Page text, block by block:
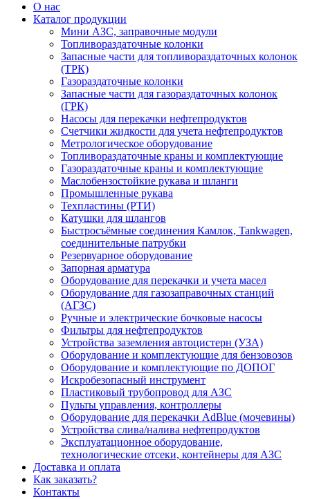
О нас
Каталог продукции
Мини АЗС, заправочные модули
Топливораздаточные колонки
Запасные части для топливораздаточных колонок
(ТРК)
Газораздаточные колонки
Запасные части для газораздаточных колонок
(ГРК)
Насосы для перекачки нефтепродуктов
Счетчики жидкости для учета нефтепродуктов
Метрологическое оборудование
Топливораздаточные краны и комплектующие
Газораздаточные краны и комплектующие
Маслобензостойкие рукава и шланги
Промышленные рукава
Техпластины (РТИ)
Катушки для шлангов
Быстросъёмные соединения Камлок, Tankwagen,
соединительные патрубки
Резервуарное оборудование
Запорная арматура
Оборудование для перекачки и учета масел
Оборудование для газозаправочных станций
(АГЗС)
Ручные и электрические бочковые насосы
Фильтры для нефтепродуктов
Устройства заземления автоцистерн (УЗА)
Оборудование и комплектующие для бензовозов
Оборудование и комплектующие по ДОПОГ
Искробезопасный инструмент
Пластиковый трубопровод для АЗС
Пульты управления, контроллеры
Оборудование для перекачки AdBlue (мочевины)
Устройства слива/налива нефтепродуктов
Эксплуатационное оборудование,
технологические отсеки, контейнеры для АЗС
Доставка и оплата
Как заказать?
Контакты